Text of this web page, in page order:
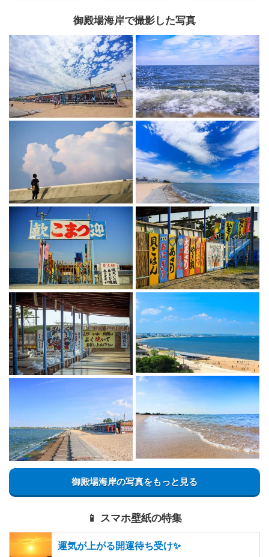
御殿場海岸で撮影した写真
御殿場海岸の写真をもっと見る
📱 スマホ壁紙の特集
運気が上がる開運待ち受け✨